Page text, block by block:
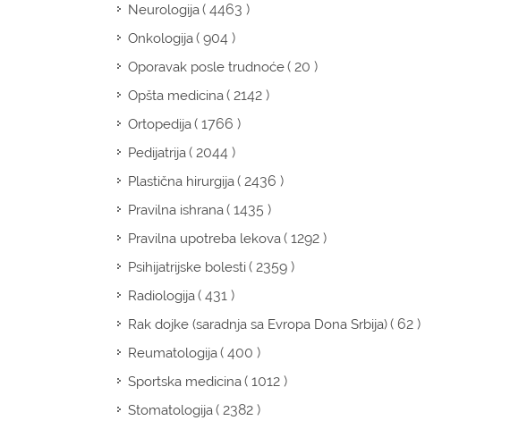
Neurologija( 4463 )
Onkologija( 904 )
Oporavak posle trudnoće( 20 )
Opšta medicina( 2142 )
Ortopedija( 1766 )
Pedijatrija( 2044 )
Plastična hirurgija( 2436 )
Pravilna ishrana( 1435 )
Pravilna upotreba lekova( 1292 )
Psihijatrijske bolesti( 2359 )
Radiologija( 431 )
Rak dojke (saradnja sa Evropa Dona Srbija)( 62 )
Reumatologija( 400 )
Sportska medicina( 1012 )
Stomatologija( 2382 )